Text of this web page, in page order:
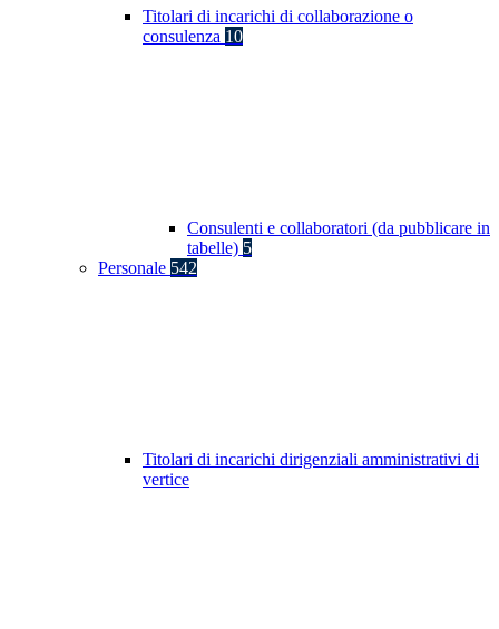
Titolari di incarichi di collaborazione o
consulenza 10
Consulenti e collaboratori (da pubblicare in
tabelle) 5
Personale 542
Titolari di incarichi dirigenziali amministrativi di
vertice